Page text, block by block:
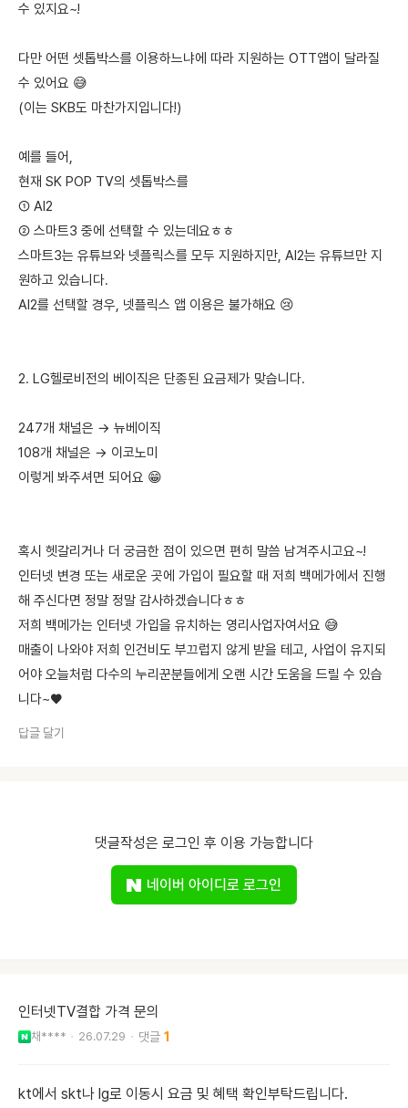
수 있지요~!
다만 어떤 셋톱박스를 이용하느냐에 따라 지원하는 OTT앱이 달라질
수 있어요 😅
(이는 SKB도 마찬가지입니다!)
예를 들어,
현재 SK POP TV의 셋톱박스를
① AI2
② 스마트3 중에 선택할 수 있는데요ㅎㅎ
스마트3는 유튜브와 넷플릭스를 모두 지원하지만, AI2는 유튜브만 지
원하고 있습니다.
AI2를 선택할 경우, 넷플릭스 앱 이용은 불가해요 😢
2. LG헬로비전의 베이직은 단종된 요금제가 맞습니다.
247개 채널은 → 뉴베이직
108개 채널은 → 이코노미
이렇게 봐주셔면 되어요 😁
혹시 헷갈리거나 더 궁금한 점이 있으면 편히 말씀 남겨주시고요~!
인터넷 변경 또는 새로운 곳에 가입이 필요할 때 저희 백메가에서 진행
해 주신다면 정말 정말 감사하겠습니다ㅎㅎ
저희 백메가는 인터넷 가입을 유치하는 영리사업자여서요 😅
매출이 나와야 저희 인건비도 부끄럽지 않게 받을 테고, 사업이 유지되
어야 오늘처럼 다수의 누리꾼분들에게 오랜 시간 도움을 드릴 수 있습
니다~♥️
답글 달기
댓글작성은 로그인 후 이용 가능합니다
네이버 아이디로 로그인
인터넷TV결합 가격 문의
채**** 26.07.29 1
kt에서 skt나 lg로 이동시 요금 및 혜택 확인부탁드립니다.